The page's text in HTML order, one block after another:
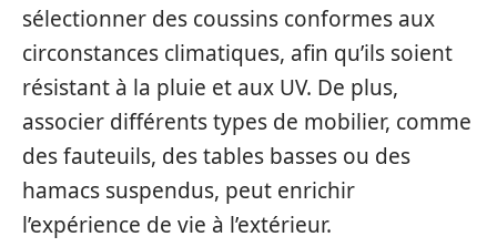
sélectionner des coussins conformes aux
circonstances climatiques, afin qu’ils soient
résistant à la pluie et aux UV. De plus,
associer différents types de mobilier, comme
des fauteuils, des tables basses ou des
hamacs suspendus, peut enrichir
l’expérience de vie à l’extérieur.